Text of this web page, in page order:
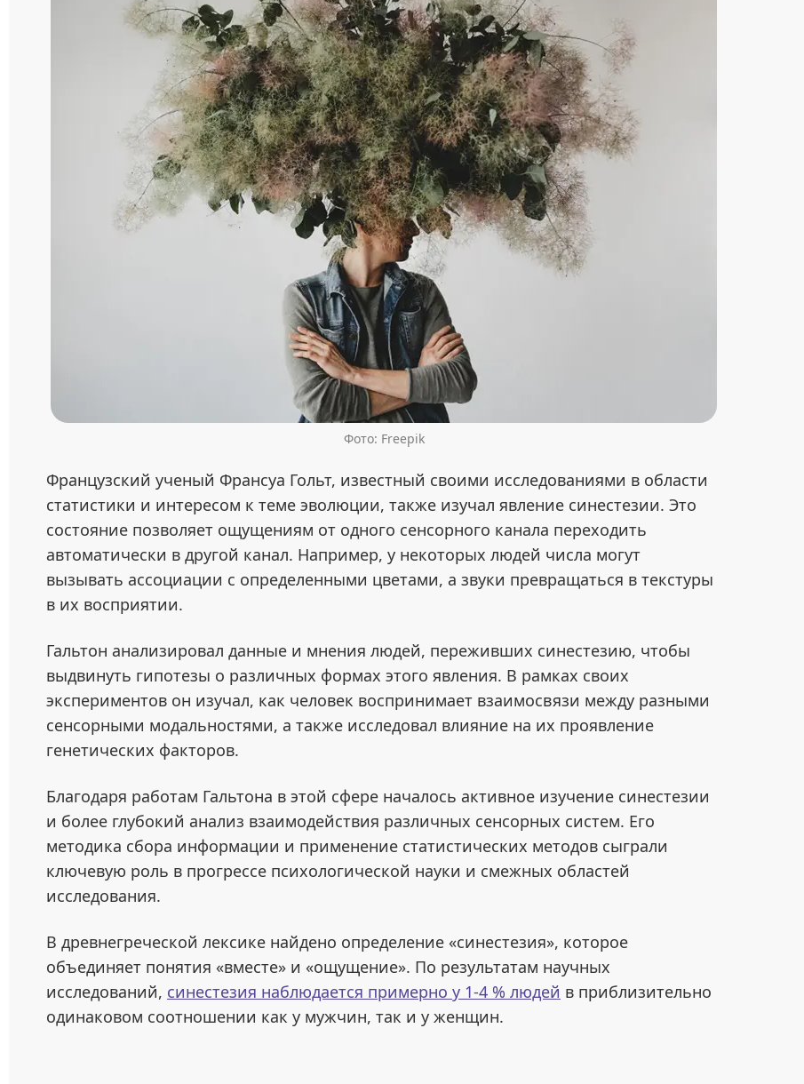
Фото: Freepik
Французский ученый Франсуа Гольт, известный своими исследованиями в области
статистики и интересом к теме эволюции, также изучал явление синестезии. Это
состояние позволяет ощущениям от одного сенсорного канала переходить
автоматически в другой канал. Например, у некоторых людей числа могут
вызывать ассоциации с определенными цветами, а звуки превращаться в текстуры
в их восприятии.
Гальтон анализировал данные и мнения людей, переживших синестезию, чтобы
выдвинуть гипотезы о различных формах этого явления. В рамках своих
экспериментов он изучал, как человек воспринимает взаимосвязи между разными
сенсорными модальностями, а также исследовал влияние на их проявление
генетических факторов.
Благодаря работам Гальтона в этой сфере началось активное изучение синестезии
и более глубокий анализ взаимодействия различных сенсорных систем. Его
методика сбора информации и применение статистических методов сыграли
ключевую роль в прогрессе психологической науки и смежных областей
исследования.
В древнегреческой лексике найдено определение «синестезия», которое
объединяет понятия «вместе» и «ощущение». По результатам научных
исследований, синестезия наблюдается примерно у 1-4 % людей в приблизительно
одинаковом соотношении как у мужчин, так и у женщин.